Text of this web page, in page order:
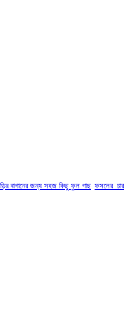
বাগানের জন্য সহজ কিছু ফুল গাছ